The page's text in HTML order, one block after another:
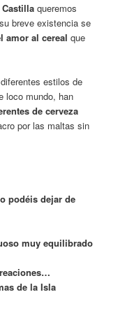
queremos
breve existencia se
amor al cereal que
estilos de
loco mundo, han
de cerveza
por las maltas sin
podéis dejar de
muy equilibrado
de la Isla